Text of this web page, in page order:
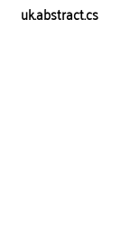
uk.abstract.cs